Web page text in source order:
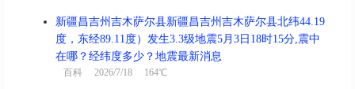
新疆昌吉州吉木萨尔县新疆昌吉州吉木萨尔县北纬44.19
度，东经89.11度）发生3.3级地震5月3日18时15分,震中
在哪？经纬度多少？地震最新消息
百科 2026/7/18 164℃